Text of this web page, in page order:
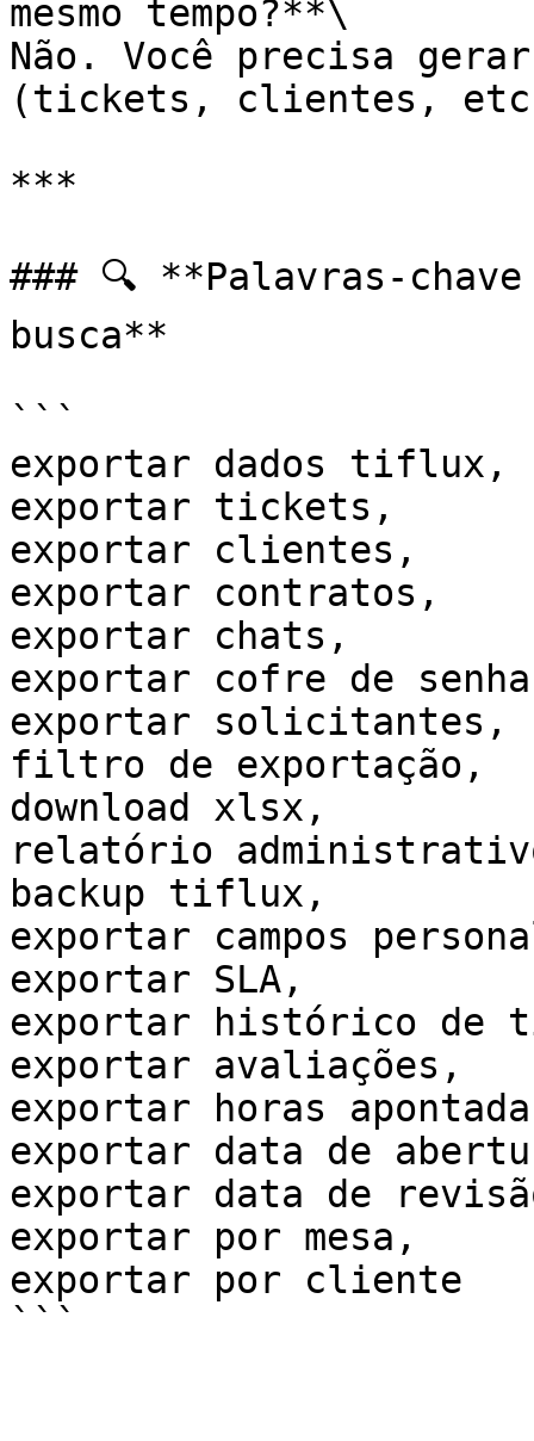
mesmo tempo?**\
Não. Você precisa
(tickets, clientes,
***
### 🔍 **Palavras-
busca**
```
exportar dados tiflux,
exportar tickets,
exportar clientes,
exportar contratos,
exportar chats,
exportar cofre de
exportar solicitantes,
filtro de exportação,
download xlsx,
relatório
backup tiflux,
exportar campos
exportar SLA,
exportar histórico de
exportar avaliações,
exportar horas
exportar data de
exportar data de
exportar por mesa,
exportar por cliente